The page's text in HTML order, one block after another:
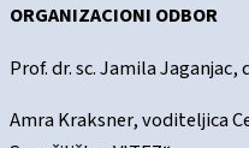
ORGANIZACIONI ODBOR
Prof. dr. sc. Jamila Jaganjac,
Amra Kraksner, voditeljica